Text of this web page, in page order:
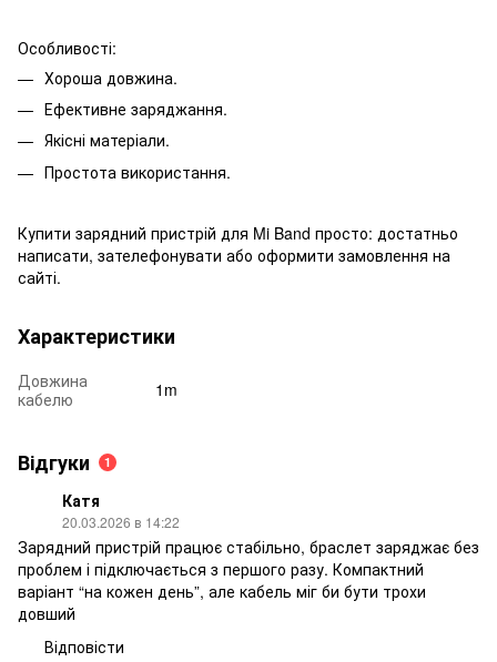
Особливості:
Хороша довжина.
Ефективне заряджання.
Якісні матеріали.
Простота використання.
Купити зарядний пристрій для Mi Band просто: достатньо
написати, зателефонувати або оформити замовлення на
сайті.
Характеристики
Довжина
кабелю
1m
Відгуки 1
Катя
20.03.2026 в 14:22
Зарядний пристрій працює стабільно, браслет заряджає без
проблем і підключається з першого разу. Компактний
варіант “на кожен день”, але кабель міг би бути трохи
довший
Відповісти